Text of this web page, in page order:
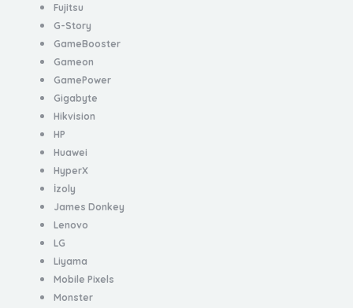
Fujitsu
G-Story
GameBooster
Gameon
GamePower
Gigabyte
Hikvision
HP
Huawei
HyperX
İzoly
James Donkey
Lenovo
LG
Liyama
Mobile Pixels
Monster